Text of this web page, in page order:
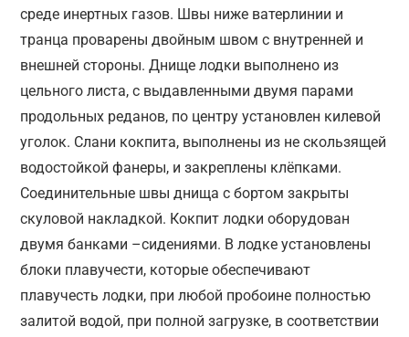
среде инертных газов. Швы ниже ватерлинии и
транца проварены двойным швом с внутренней и
внешней стороны. Днище лодки выполнено из
цельного листа, с выдавленными двумя парами
продольных реданов, по центру установлен килевой
уголок. Слани кокпита, выполнены из не скользящей
водостойкой фанеры, и закреплены клёпками.
Соединительные швы днища с бортом закрыты
скуловой накладкой. Кокпит лодки оборудован
двумя банками –сидениями. В лодке установлены
блоки плавучести, которые обеспечивают
плавучесть лодки, при любой пробоине полностью
залитой водой, при полной загрузке, в соответствии